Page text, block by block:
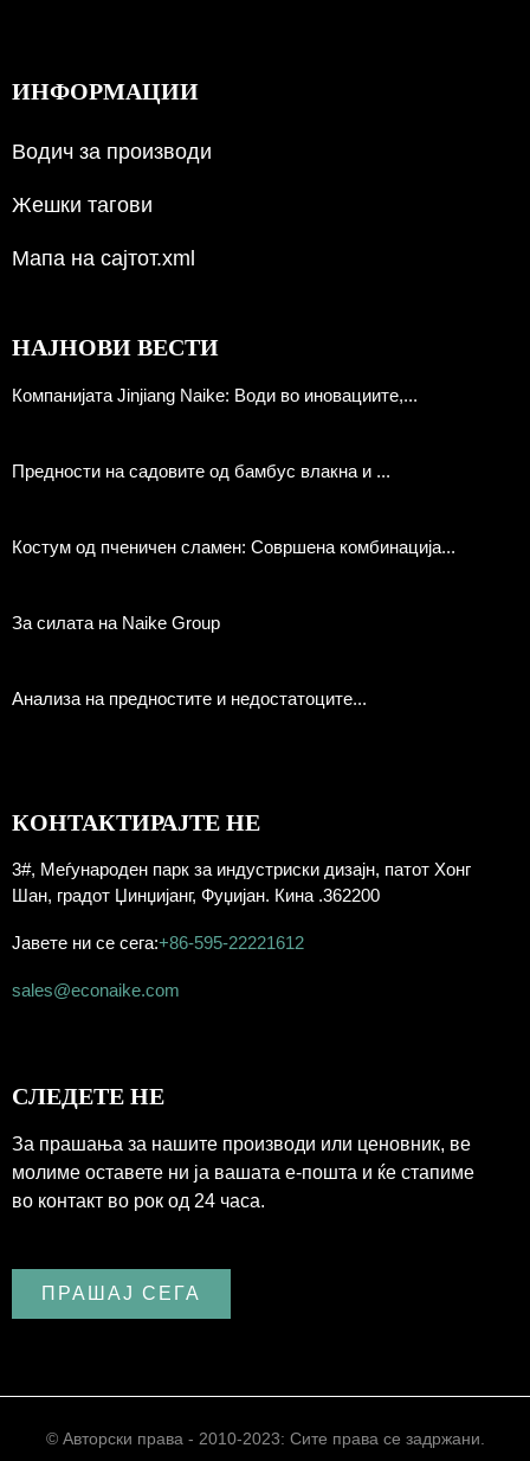
ИНФОРМАЦИИ
Водич за производи
Жешки тагови
Мапа на сајтот.xml
НАЈНОВИ ВЕСТИ
Компанијата Jinjiang Naike: Води во иновациите,...
Предности на садовите од бамбус влакна и ...
Костум од пченичен сламен: Совршена комбинација...
За силата на Naike Group
Анализа на предностите и недостатоците...
КОНТАКТИРАЈТЕ НЕ
3#, Меѓународен парк за индустриски дизајн, патот Хонг
Шан, градот Џинџијанг, Фуџијан. Кина .362200
Јавете ни се сега:+86-595-22221612
sales@econaike.com
СЛЕДЕТЕ НЕ
За прашања за нашите производи или ценовник, ве
молиме оставете ни ја вашата е-пошта и ќе стапиме
во контакт во рок од 24 часа.
ПРАШАЈ СЕГА
© Авторски права - 2010-2023: Сите права се задржани.